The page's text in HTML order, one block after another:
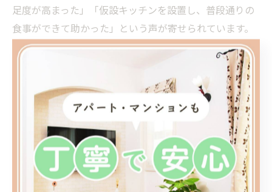
足度が高まった」「仮設キッチンを設置し、普段通りの
食事ができて助かった」という声が寄せられています。
安全面や生活動線、予算面も含め、家族の状況に合わせ
施工タイミングが快適さに与える影響とは
水回りリフォームの施工タイミングは、住まいの快適さ
や将来のコストに大きな影響を与えます。適切な時期に
交換を行うことで、設備の故障や水漏れなどのトラブル
を未然に防ぎ、余計な修理費用を抑えることが可能で